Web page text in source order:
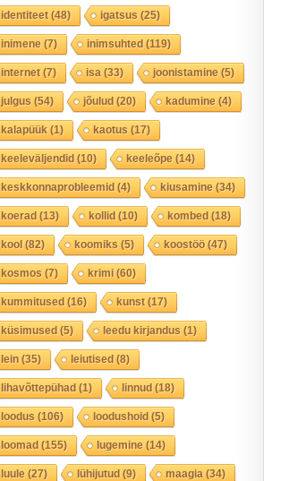
identiteet(48) igatsus(25)
inimene(7) inimsuhted(119)
internet(7) isa(33) joonistamine(5)
julgus(54) jõulud(20) kadumine(4)
kalapüük(1) kaotus(17)
keeleväljendid(10) keeleõpe(14)
keskkonnaprobleemid(4) kiusamine(34)
koerad(13) kollid(10) kombed(18)
kool(82) koomiks(5) koostöö(47)
kosmos(7) krimi(60)
kummitused(16) kunst(17)
küsimused(5) leedu kirjandus(1)
lein(35) leiutised(8)
lihavõttepühad(1) linnud(18)
loodus(106) loodushoid(5)
loomad(155) lugemine(14)
luule(27) lühijutud(9) maagia(34)